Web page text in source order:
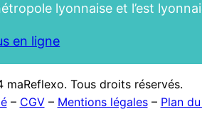
lyonnaise et l’est
en ligne
Tous droits réservés.
– CGV– Mentions légales– Plan